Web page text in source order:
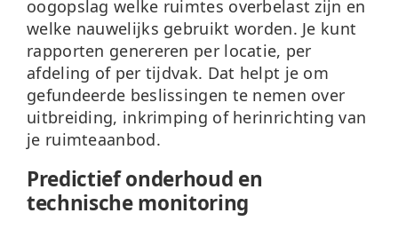
oogopslag welke ruimtes overbelast zijn en
welke nauwelijks gebruikt worden. Je kunt
rapporten genereren per locatie, per
afdeling of per tijdvak. Dat helpt je om
gefundeerde beslissingen te nemen over
uitbreiding, inkrimping of herinrichting van
je ruimteaanbod.
Predictief onderhoud en
technische monitoring